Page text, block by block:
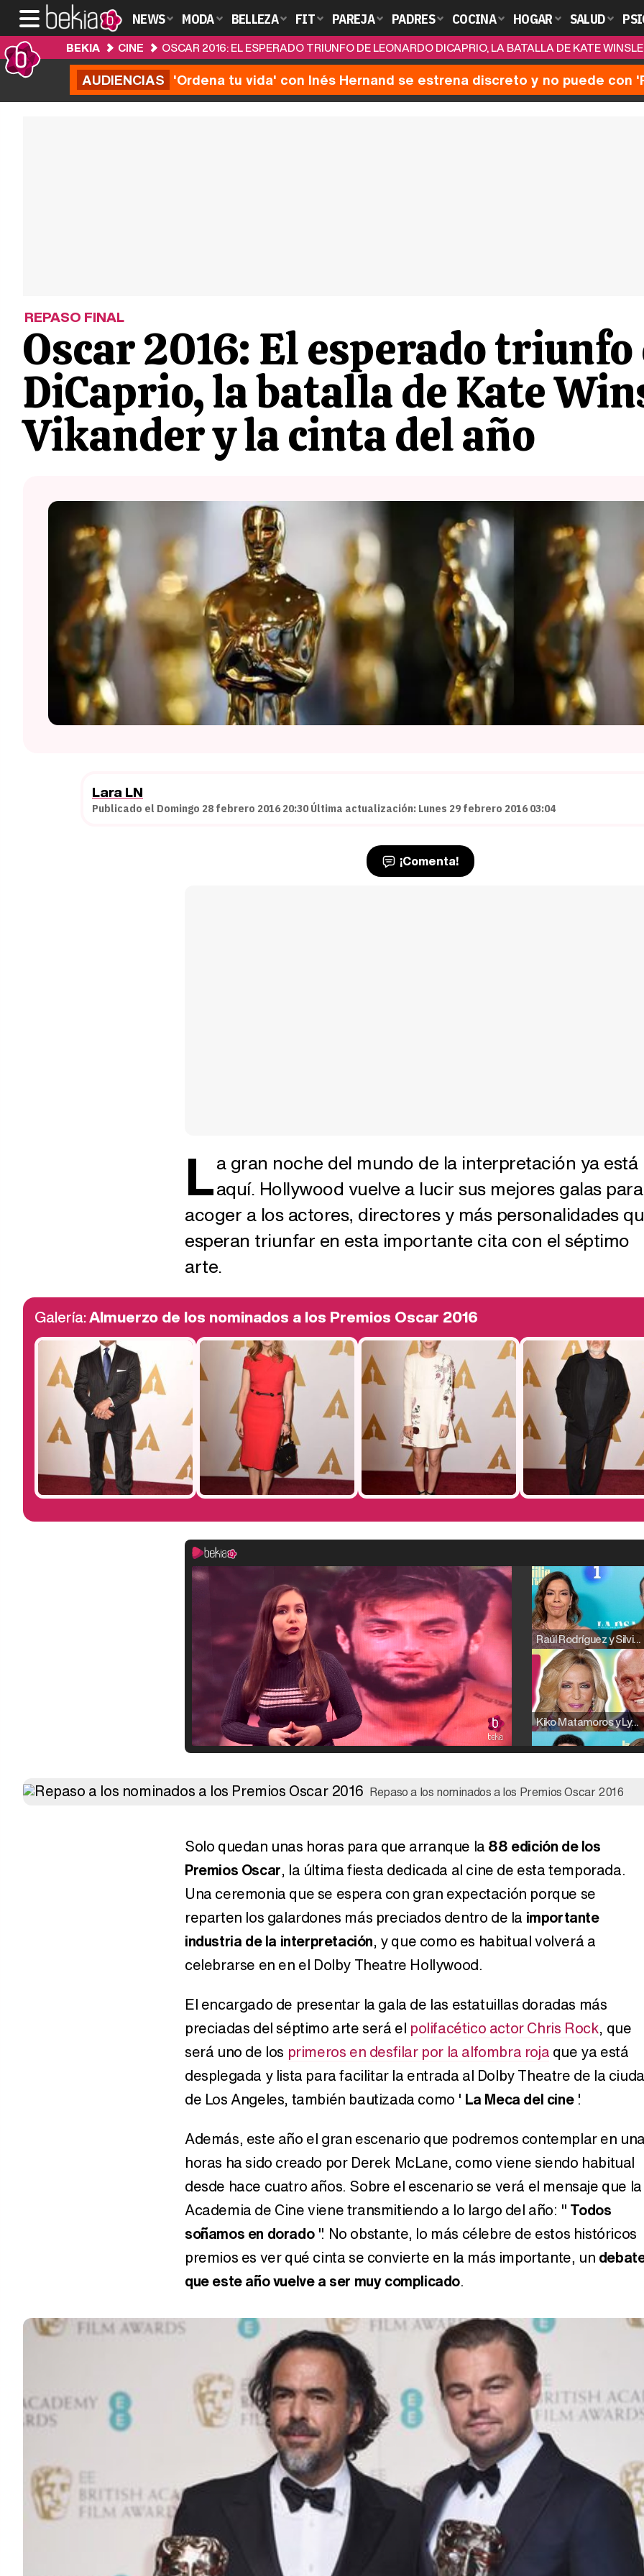
NEWS MODA BELLEZA FIT PAREJA PADRES COCINA HOGAR SALUD
BEKIA CINE OSCAR 2016: EL ESPERADO TRIUNFO DE LEONARDO DICAPRIO, LA BATALLA DE KATE
AUDIENCIAS 'Ordena tu vida' con Inés Hernand se estrena discreto y no puede con
REPASO FINAL
Oscar 2016: El esperado
DiCaprio, la batalla de Kate
Vikander y la cinta del año
Lara LN
Publicado el Domingo 28 febrero 2016 20:30 Última actualización: Lunes 29 febrero 2016 03:04
¡Comenta!
La gran noche del mundo de la interpretación ya está
aquí. Hollywood vuelve a lucir sus mejores galas para
acoger a los actores, directores y más personalidades
esperan triunfar en esta importante cita con el séptimo
arte.
Galería:Almuerzo de los nominados a los Premios Oscar 2016
Raúl Rodríguez y Silvia Taulés nos cuentan su papel en 'La familia de la tele'
Kiko Matamoros y Lydia Lozano: "Nuestro público es de todas las edades y RTVE tiene un público muy pegado a las novelas, al que tenemos que captar"
Magdalena de Suecia responde a las críticas y explica por qué le han permitido lanzar su propio negocio
Repaso a los nominados a los Premios Oscar 2016
Solo quedan unas horas para que arranque la 88 edición de los
Premios Oscar, la última fiesta dedicada al cine de esta temporada.
Una ceremonia que se espera con gran expectación porque se
reparten los galardones más preciados dentro de la importante
industria de la interpretación, y que como es habitual volverá a
celebrarse en en el Dolby Theatre Hollywood.
El encargado de presentar la gala de las estatuillas doradas más
preciadas del séptimo arte será el polifacético actor Chris Rock, que
será uno de los primeros en desfilar por la alfombra roja que ya está
desplegada y lista para facilitar la entrada al Dolby Theatre de la
de Los Angeles, también bautizada como ' La Meca del cine'.
Además, este año el gran escenario que podremos contemplar en
horas ha sido creado por Derek McLane, como viene siendo habitual
desde hace cuatro años. Sobre el escenario se verá el mensaje que la
Academia de Cine viene transmitiendo a lo largo del año: " Todos
soñamos en dorado". No obstante, lo más célebre de estos históricos
premios es ver qué cinta se convierte en la más importante, un
que este año vuelve a ser muy complicado.